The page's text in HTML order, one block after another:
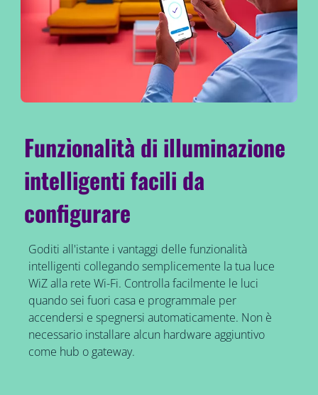
Funzionalità di illuminazione
intelligenti facili da
configurare
Goditi all'istante i vantaggi delle funzionalità
intelligenti collegando semplicemente la tua luce
WiZ alla rete Wi-Fi. Controlla facilmente le luci
quando sei fuori casa e programmale per
accendersi e spegnersi automaticamente. Non è
necessario installare alcun hardware aggiuntivo
come hub o gateway.